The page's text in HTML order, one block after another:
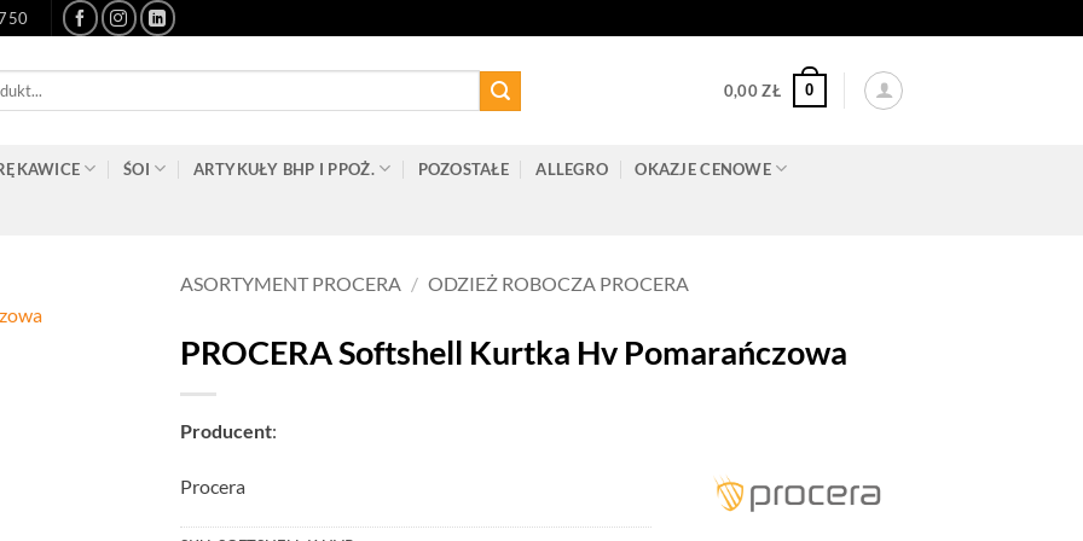
0,00ZŁ 0
ŚOI ARTYKUŁY BHP I PPOŻ. POZOSTAŁE ALLEGRO OKAZJE CENOWE
ASORTYMENT PROCERA / ODZIEŻ ROBOCZA PROCERA
PROCERA Softshell Kurtka Hv Pomarańczowa
Producent:
Procera